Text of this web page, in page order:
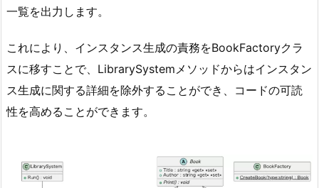
一覧を出力します。
これにより、インスタンス生成の責務をBookFactoryクラ
スに移すことで、LibrarySystemメソッドからはインスタン
ス生成に関する詳細を除外することができ、コードの可読
性を高めることができます。